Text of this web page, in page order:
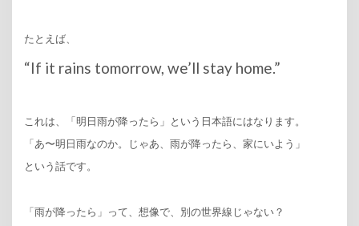
たとえば、
“If it rains tomorrow, we’ll stay home.”
これは、「明日雨が降ったら」という日本語にはなります。
「あ〜明日雨なのか。じゃあ、雨が降ったら、家にいよう」
という話です。
「雨が降ったら」って、想像で、別の世界線じゃない？